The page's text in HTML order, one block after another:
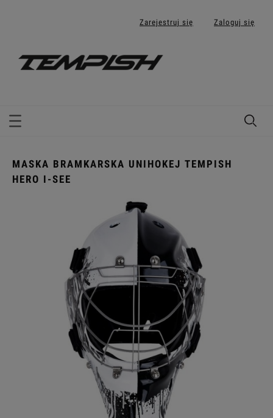
Zarejestruj się Zaloguj się
MASKA BRAMKARSKA UNIHOKEJ TEMPISH
HERO I-SEE